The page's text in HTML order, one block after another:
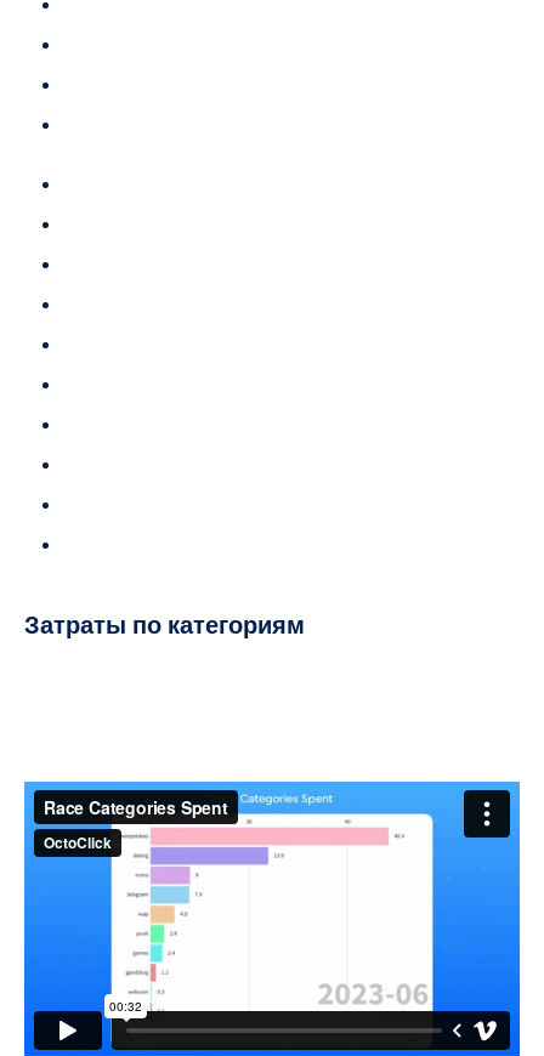
Затраты по категориям